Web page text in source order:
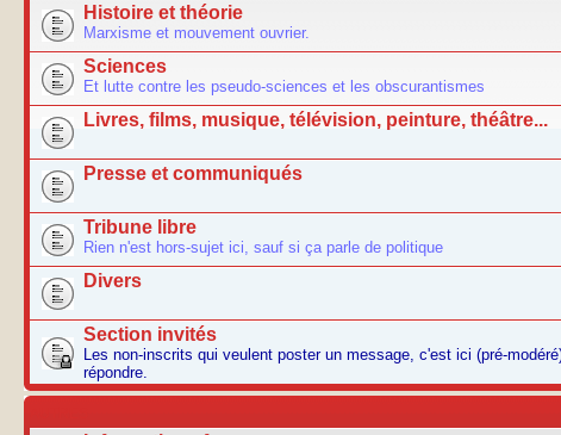
Histoire et théorie
Marxisme et mouvement ouvrier.
Sciences
Et lutte contre les pseudo-sciences et les obscurantismes
Livres, films, musique, télévision, peinture, théâtre...
Presse et communiqués
Tribune libre
Rien n'est hors-sujet ici, sauf si ça parle de politique
Divers
Section invités
Les non-inscrits qui veulent poster un message, c'est ici (pré-
répondre.